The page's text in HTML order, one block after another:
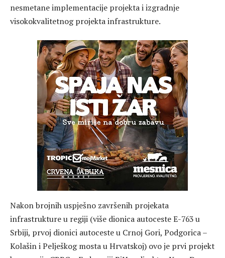
nesmetane implementacije projekta i izgradnje
visokokvalitetnog projekta infrastrukture.
Nakon brojnih uspješno završenih projekata
infrastrukture u regiji (više dionica autoceste E-763 u
Srbiji, prvoj dionici autoceste u Crnoj Gori, Podgorica –
Kolašin i Pelješkog mosta u Hrvatskoj) ovo je prvi projekt